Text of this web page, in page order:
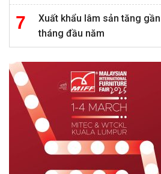
Xuất khẩu lâm sản tăng
tháng đầu năm